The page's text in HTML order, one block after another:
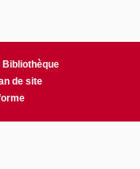
Bibliothèque
de site